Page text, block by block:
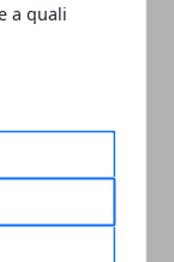
a quali